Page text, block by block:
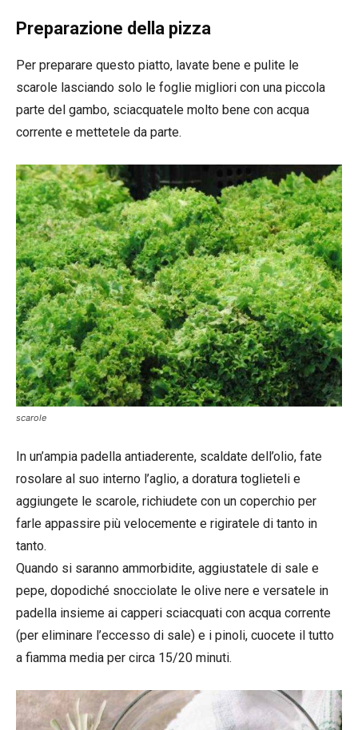
Preparazione della pizza
Per preparare questo piatto, lavate bene e pulite le
scarole lasciando solo le foglie migliori con una piccola
parte del gambo, sciacquatele molto bene con acqua
corrente e mettetele da parte.
scarole
In un’ampia padella antiaderente, scaldate dell’olio, fate
rosolare al suo interno l’aglio, a doratura toglieteli e
aggiungete le scarole, richiudete con un coperchio per
farle appassire più velocemente e rigiratele di tanto in
tanto.
Quando si saranno ammorbidite, aggiustatele di sale e
pepe, dopodiché snocciolate le olive nere e versatele in
padella insieme ai capperi sciacquati con acqua corrente
(per eliminare l’eccesso di sale) e i pinoli, cuocete il tutto
a fiamma media per circa 15/20 minuti.